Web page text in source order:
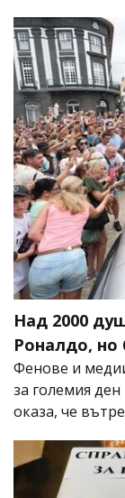
Над 2000
Роналдо,
Фенове и
за големия ден
оказа, че